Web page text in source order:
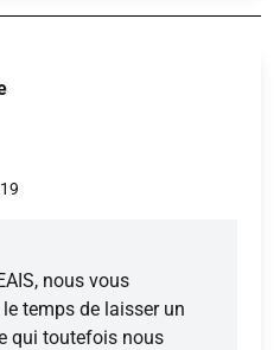
nous vous
temps de laisser un
qui toutefois nous